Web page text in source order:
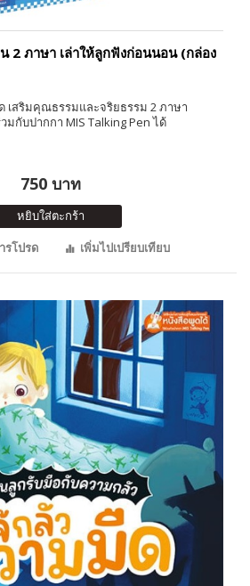
2 ภาษา เล่าให้ลูกฟังก่อนนอน (กล่อง
เสริมคุณธรรมและจริยธรรม 2 ภาษา
มกับปากกา MIS Talking Pen ได้
750 บาท
หยิบใส่ตะกร้า
รโปรด
เพิ่มไปเปรียบเทียบ